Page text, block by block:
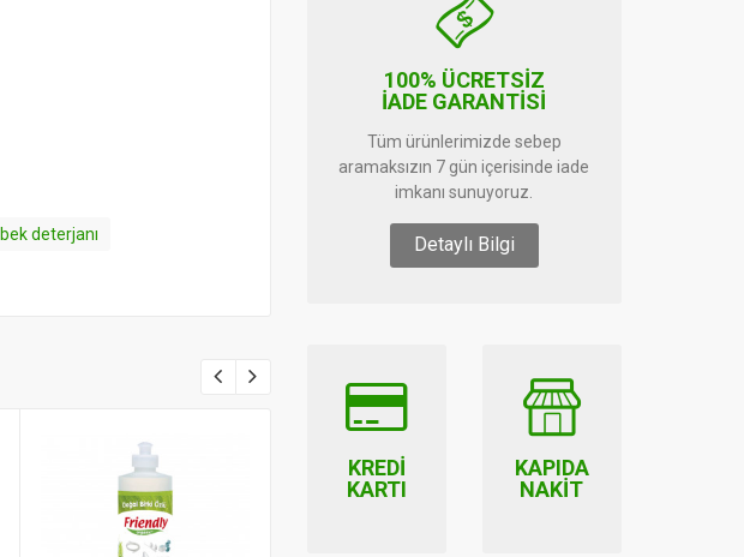
deterjanı
100% ÜCRETSİZ
İADE GARANTİSİ
Tüm ürünlerimizde sebep
aramaksızın 7 gün içerisinde iade
imkanı sunuyoruz.
Detaylı Bilgi
KREDI
KARTI
KAPIDA
NAKIT